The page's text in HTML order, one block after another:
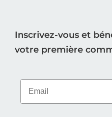
Inscrivez-vous et
votre première